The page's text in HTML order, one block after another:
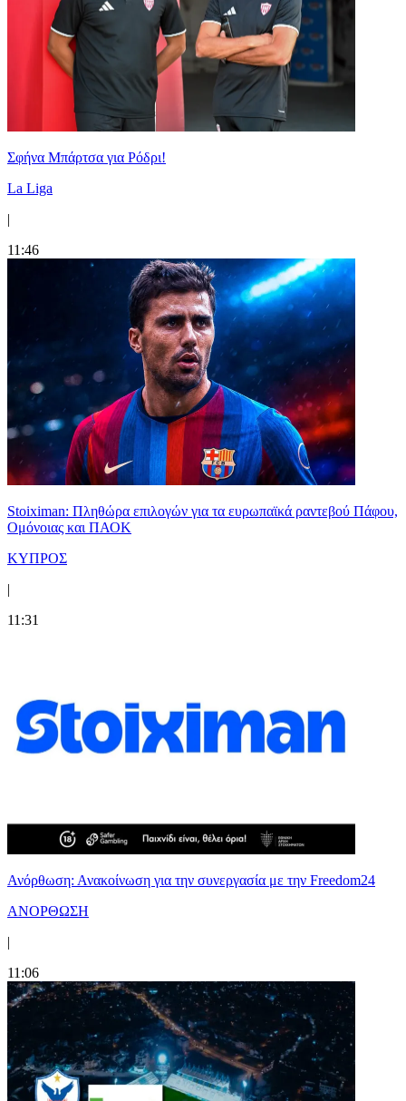
Σφήνα Μπάρτσα για Ρόδρι!
La Liga
|
11:46
Stoiximan: Πληθώρα επιλογών για τα ευρωπαϊκά ραντεβού Πάφου,
Ομόνοιας και ΠΑΟΚ
ΚΥΠΡΟΣ
|
11:31
Ανόρθωση: Ανακοίνωση για την συνεργασία με την Freedom24
ΑΝΟΡΘΩΣΗ
|
11:06